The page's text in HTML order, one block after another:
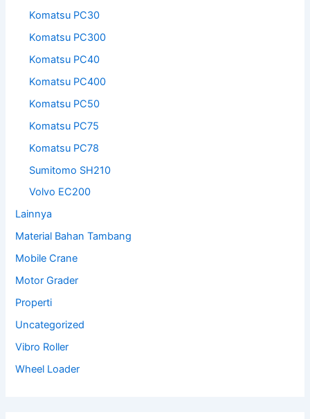
Komatsu PC30
Komatsu PC300
Komatsu PC40
Komatsu PC400
Komatsu PC50
Komatsu PC75
Komatsu PC78
Sumitomo SH210
Volvo EC200
Lainnya
Material Bahan Tambang
Mobile Crane
Motor Grader
Properti
Uncategorized
Vibro Roller
Wheel Loader